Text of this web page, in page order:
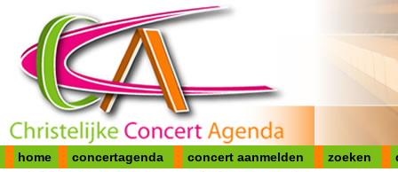
home concertagenda concert aanmelden zoeken